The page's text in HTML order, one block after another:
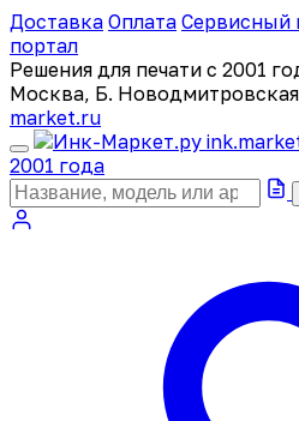
Доставка Оплата Сервисный
портал
Решения для печати с 2001
Москва, Б.
market.ru
ink.
2001 года